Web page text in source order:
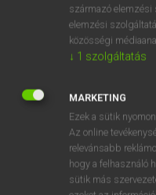
DÍJMENTES ANGOL
megújulás
megundorodik
megúszik
származó elemzési
elemzési
közösségi
↓ 1 szolgáltatás
MARKETING
Ezek a sütik
Az online
relevánsabb
hogy a felhasználó
sütik más